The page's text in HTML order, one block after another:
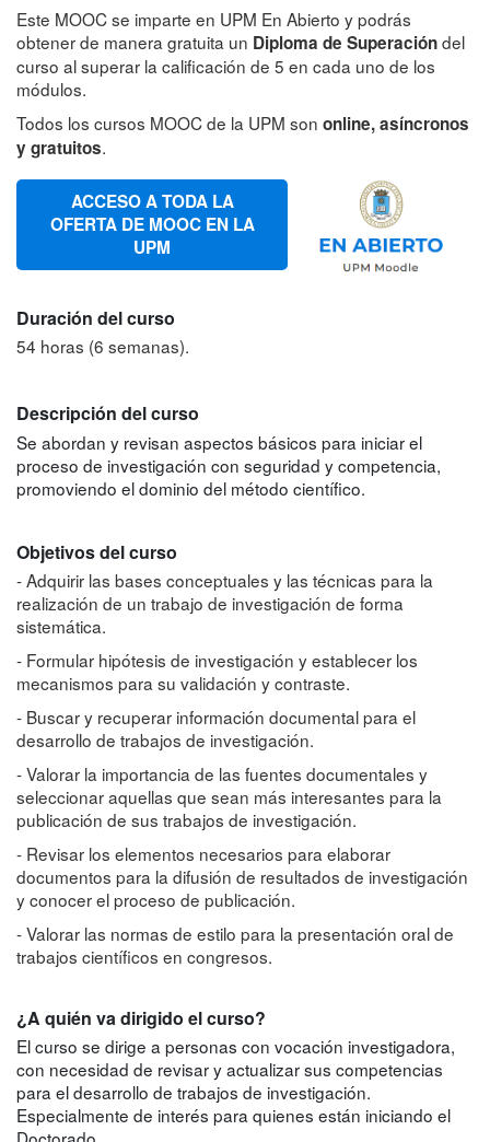
Este MOOC se imparte en UPM En Abierto y podrás
obtener de manera gratuita un Diploma de Superacióndel
curso al superar la calificación de 5 en cada uno de los
módulos.
Todos los cursos MOOC de la UPM son online, asíncronos
y gratuitos.
ACCESO A TODA LA
OFERTA DE MOOC EN LA
UPM
Duración del curso
54 horas (6 semanas).
Descripción del curso
Se abordan y revisan aspectos básicos para iniciar el
proceso de investigación con seguridad y competencia,
promoviendo el dominio del método científico.
Objetivos del curso
- Adquirir las bases conceptuales y las técnicas para la
realización de un trabajo de investigación de forma
sistemática.
- Formular hipótesis de investigación y establecer los
mecanismos para su validación y contraste.
- Buscar y recuperar información documental para el
desarrollo de trabajos de investigación.
- Valorar la importancia de las fuentes documentales y
seleccionar aquellas que sean más interesantes para la
publicación de sus trabajos de investigación.
- Revisar los elementos necesarios para elaborar
documentos para la difusión de resultados de investigación
y conocer el proceso de publicación.
- Valorar las normas de estilo para la presentación oral de
trabajos científicos en congresos.
¿A quién va dirigido el curso?
El curso se dirige a personas con vocación investigadora,
con necesidad de revisar y actualizar sus competencias
para el desarrollo de trabajos de investigación.
Especialmente de interés para quienes están iniciando el